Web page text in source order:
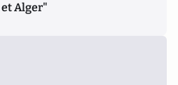
Alger"